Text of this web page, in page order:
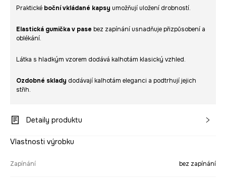
Praktické boční vkládané kapsy umožňují uložení drobností.
Elastická gumička v pase bez zapínání usnadňuje přizpůsobení a
oblékání.
Látka s hladkým vzorem dodává kalhotám klasický vzhled.
Ozdobné sklady dodávají kalhotám eleganci a podtrhují jejich
střih.
Detaily produktu
Vlastnosti výrobku
Zapínání bez zapínání